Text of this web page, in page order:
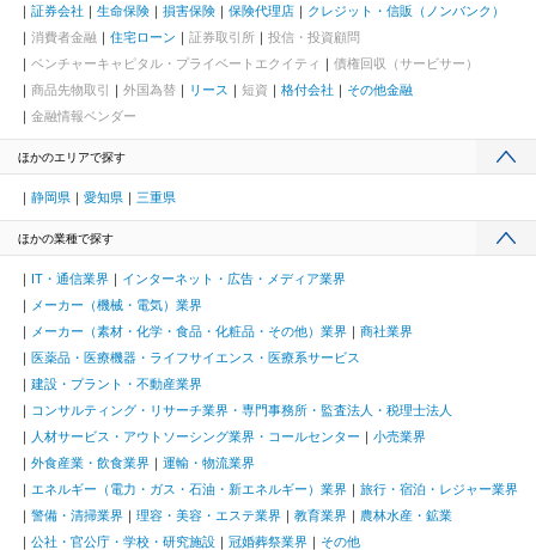
証券会社
生命保険 損害保険 保険代理店
クレジット・信販（ノンバンク）
消費者金融
住宅ローン 証券取引所
投信・投資顧問
ベンチャーキャピタル・プライベートエクイティ
債権回収（サービサー）
商品先物取引
外国為替 リース 短資 格付会社
その他金融
金融情報ベンダー
ほかのエリアで探す
静岡県 愛知県 三重県
ほかの業種で探す
IT・通信業界
インターネット・広告・メディア業界
メーカー（機械・電気）業界
メーカー（素材・化学・食品・化粧品・その他）業界
商社業界
医薬品・医療機器・ライフサイエンス・医療系サービス
建設・プラント・不動産業界
コンサルティング・リサーチ業界・専門事務所・監査法人・税理士法人
人材サービス・アウトソーシング業界・コールセンター
小売業界
外食産業・飲食業界
運輸・物流業界
エネルギー（電力・ガス・石油・新エネルギー）業界
旅行・宿泊・レジャー業界
警備・清掃業界
理容・美容・エステ業界 教育業界
農林水産・鉱業
公社・官公庁・学校・研究施設
冠婚葬祭業界 その他